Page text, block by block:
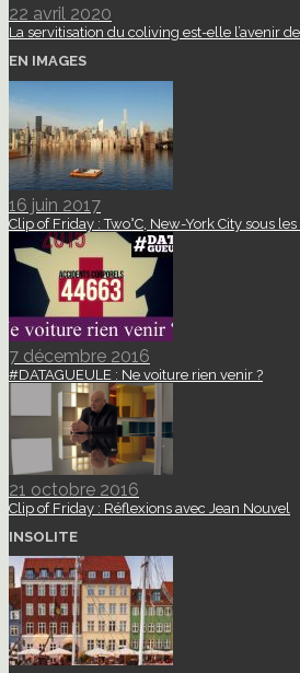
22 avril 2020
La servitisation du coliving est-elle l’avenir
EN IMAGES
16 juin 2017
Clip of Friday : Two°C, New-York City sous les
7 décembre 2016
#DATAGUEULE : Ne voiture rien venir ?
21 octobre 2016
Clip of Friday : Réflexions avec Jean Nouvel
INSOLITE